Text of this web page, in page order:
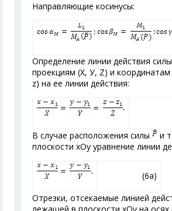
Направляющие косинусы:
Определение линии действия
проекциям (X, У, Z) и
z) на ее линии действия:
В случае расположения силы
и
плоскости хOу уравнение линии
(6a)
Отрезки, отсекаемые линией